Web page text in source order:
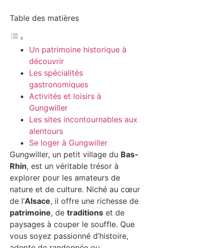
Table des matières
Un patrimoine historique à
découvrir
Les spécialités
gastronomiques
Activités et loisirs à
Gungwiller
Les sites incontournables aux
alentours
Se loger à Gungwiller
Gungwiller, un petit village du Bas-
Rhin, est un véritable trésor à
explorer pour les amateurs de
nature et de culture. Niché au cœur
de l’Alsace, il offre une richesse de
patrimoine, de traditions et de
paysages à couper le souffle. Que
vous soyez passionné d’histoire,